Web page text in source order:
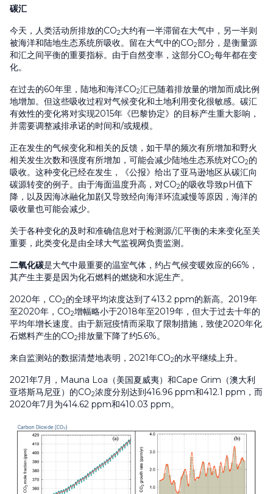
碳汇
今天，人类活动所排放的CO2大约有一半滞留在大气中，另一半则
被海洋和陆地生态系统所吸收。留在大气中的CO2部分，是衡量源
和汇之间平衡的重要指标。由于自然变率，这部分CO2每年都在变
化。
在过去的60年里，陆地和海洋CO2汇已随着排放量的增加而成比例
地增加。但这些吸收过程对气候变化和土地利用变化很敏感。碳汇
有效性的变化将对实现2015年《巴黎协定》的目标产生重大影响，
并需要调整减排承诺的时间和/或规模。
正在发生的气候变化和相关的反馈，如干旱的频次有所增加和野火
相关发生次数和强度有所增加，可能会减少陆地生态系统对CO2的
吸收。这种变化已经在发生，《公报》给出了亚马逊地区从碳汇向
碳源转变的例子。由于海面温度升高，对CO2的吸收导致pH值下
降，以及因海冰融化加剧又导致经向海洋环流减慢等原因，海洋的
吸收量也可能会减少。
关于各种变化的及时和准确信息对于检测源/汇平衡的未来变化至关
重要，此类变化是由全球大气监视网负责监测。
二氧化碳是大气中最重要的温室气体，约占气候变暖效应的66%，
其产生主要是因为化石燃料的燃烧和水泥生产。
2020年，CO2的全球平均浓度达到了413.2 ppm的新高。2019年
至2020年，CO2增幅略小于2018年至2019年，但大于过去十年的
平均年增长速度。由于新冠疫情而采取了限制措施，致使2020年化
石燃料产生的CO2排放量下降了约5.6%。
来自监测站的数据清楚地表明，2021年CO2的水平继续上升。
2021年7月，Mauna Loa（美国夏威夷）和Cape Grim（澳大利
亚塔斯马尼亚）的CO2浓度分别达到416.96 ppm和412.1 ppm，而
2020年7月为414.62 ppm和410.03 ppm。